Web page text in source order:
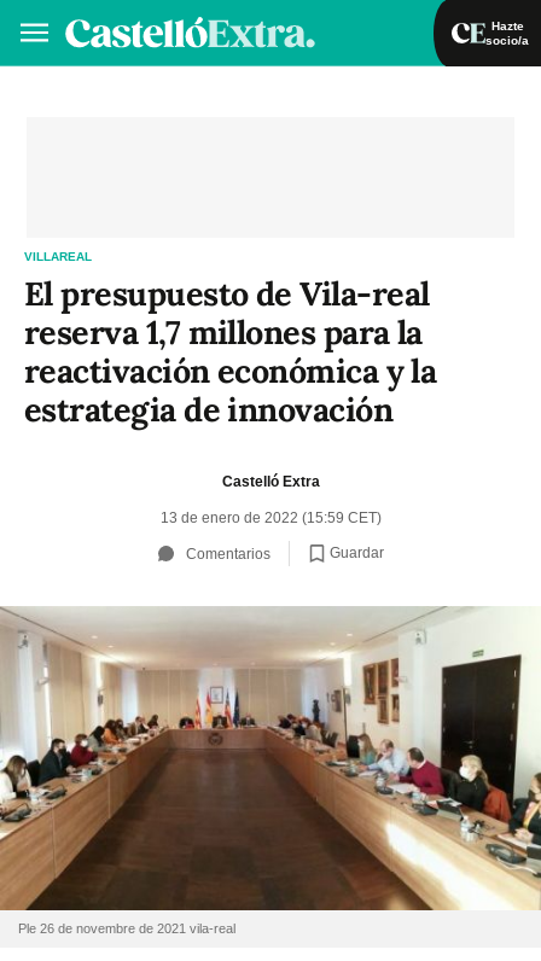
Hazte
socio/a
VILLAREAL
El presupuesto de Vila-real
reserva 1,7 millones para la
reactivación económica y la
estrategia de innovación
Castelló Extra
13 de enero de 2022 (15:59 CET)
Comentarios Guardar
Ple 26 de novembre de 2021 vila-real